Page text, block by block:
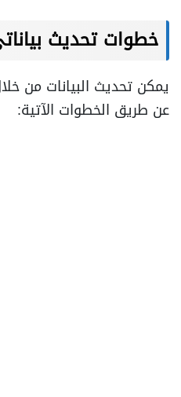
خطوات تحديث
يمكن تحديث البيانات من
عن طريق الخطوات الآتية: